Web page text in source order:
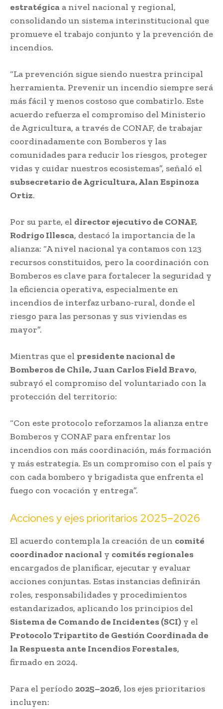
estratégica a nivel nacional y regional,
consolidando un sistema interinstitucional que
promueve el trabajo conjunto y la prevención de
incendios.
“La prevención sigue siendo nuestra principal
herramienta. Prevenir un incendio siempre será
más fácil y menos costoso que combatirlo. Este
acuerdo refuerza el compromiso del Ministerio
de Agricultura, a través de CONAF, de trabajar
coordinadamente con Bomberos y las
comunidades para reducir los riesgos, proteger
vidas y cuidar nuestros ecosistemas”, señaló el
subsecretario de Agricultura, Alan Espinoza
Ortiz.
Por su parte, el director ejecutivo de CONAF,
Rodrigo Illesca, destacó la importancia de la
alianza: “A nivel nacional ya contamos con 123
recursos constituidos, pero la coordinación con
Bomberos es clave para fortalecer la seguridad y
la eficiencia operativa, especialmente en
incendios de interfaz urbano-rural, donde el
riesgo para las personas y sus viviendas es
mayor”.
Mientras que el presidente nacional de
Bomberos de Chile, Juan Carlos Field Bravo,
subrayó el compromiso del voluntariado con la
protección del territorio:
“Con este protocolo reforzamos la alianza entre
Bomberos y CONAF para enfrentar los
incendios con más coordinación, más formación
y más estrategia. Es un compromiso con el país y
con cada bombero y brigadista que enfrenta el
fuego con vocación y entrega”.
Acciones y ejes prioritarios 2025–2026
El acuerdo contempla la creación de un comité
coordinador nacional y comités regionales
encargados de planificar, ejecutar y evaluar
acciones conjuntas. Estas instancias definirán
roles, responsabilidades y procedimientos
estandarizados, aplicando los principios del
Sistema de Comando de Incidentes (SCI) y el
Protocolo Tripartito de Gestión Coordinada de
la Respuesta ante Incendios Forestales,
firmado en 2024.
Para el período 2025–2026, los ejes prioritarios
incluyen: